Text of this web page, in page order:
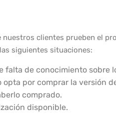
clientes prueben el
siguientes situaciones:
falta de conocimiento sobre
por comprar la versión
comprado.
disponible.